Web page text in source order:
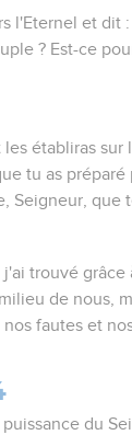
l'Eternel et dit
? Est-ce
établiras sur
tu as préparé
Seigneur, que
j'ai trouvé
de nous,
fautes et
du